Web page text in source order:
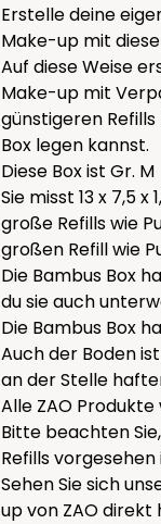
Erstelle deine
Make-up mit
Auf diese Weise
Make-up mit
günstigeren
Box legen kannst.
Diese Box ist Gr. M
Sie misst 13 x 7,5
große Refills wie
großen Refill wie
Die Bambus Box
du sie auch
Die Bambus Box
Auch der Boden
an der Stelle
Alle ZAO
Bitte beachten
Refills
Sehen Sie sich
up von ZAO direkt